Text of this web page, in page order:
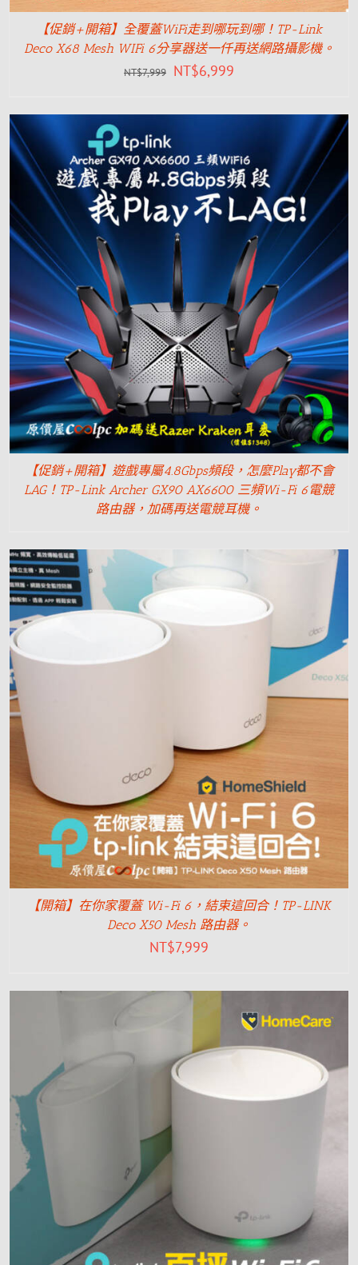
【促銷+開箱】全覆蓋WiFi走到哪玩到哪！TP-Link
Deco X68 Mesh WIFi 6分享器送一仟再送網路攝影機。
NT$7,999 NT$6,999
【促銷+開箱】遊戲專屬4.8Gbps頻段，怎麼Play都不會
LAG！TP-Link Archer GX90 AX6600 三頻Wi-Fi 6電競
路由器，加碼再送電競耳機。
【開箱】在你家覆蓋 Wi-Fi 6，結束這回合！TP-LINK
Deco X50 Mesh 路由器。
NT$7,999